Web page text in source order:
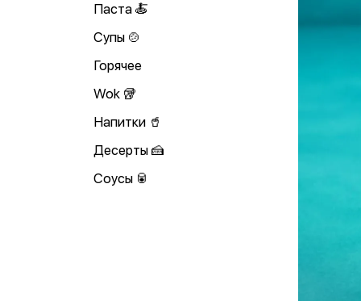
Паста 🍝
Супы 🍲
Горячее
Wok 🥡
Напитки 🥤
Десерты 🍰
Соусы 🥫